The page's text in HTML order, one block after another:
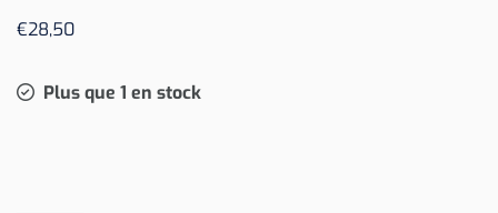
€28,50
Plus que 1 en stock